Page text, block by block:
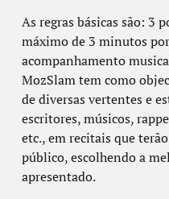
As regras básicas são: 3
máximo de 3 minutos
acompanhamento
MozSlam tem como
de diversas vertentes e
escritores, músicos,
etc., em recitais que
público, escolhendo a
apresentado.